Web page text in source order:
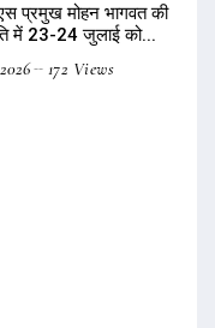
प्रमुख मोहन भागवत की
में 23-24 जुलाई को...
172 Views